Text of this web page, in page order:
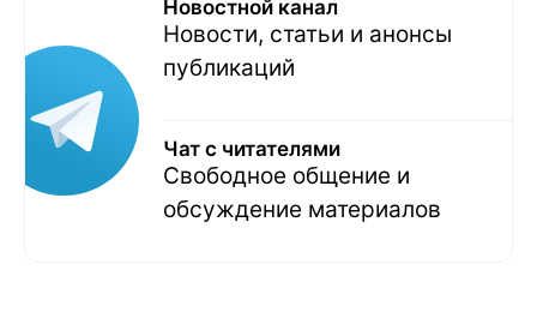
Новостной канал
Новости, статьи и анонсы
публикаций
Чат с читателями
Свободное общение и
обсуждение материалов